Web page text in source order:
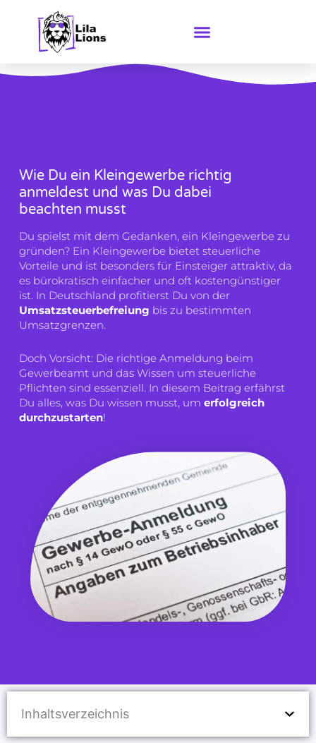
springen
Wie Du ein Kleingewerbe richtig
anmeldest und was Du dabei
beachten musst
Du spielst mit dem Gedanken, ein Kleingewerbe zu
gründen? Ein Kleingewerbe bietet steuerliche
Vorteile und ist besonders für Einsteiger attraktiv, da
es bürokratisch einfacher und oft kostengünstiger
ist. In Deutschland profitierst Du von der
Umsatzsteuerbefreiung bis zu bestimmten
Umsatzgrenzen.
Doch Vorsicht: Die richtige Anmeldung beim
Gewerbeamt und das Wissen um steuerliche
Pflichten sind essenziell. In diesem Beitrag erfährst
Du alles, was Du wissen musst, umerfolgreich
durchzustarten!
Inhaltsverzeichnis